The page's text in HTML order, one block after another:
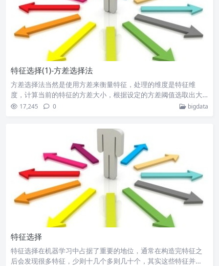
特征选择(1)-方差选择法
方差选择法当然是使用方差来衡量特征，处理的维度是特征维
度，计算当前的特征的方差大小，根据设定的方差阈值选取出大…
17,245 0 bigdata
特征选择
特征选择在机器学习中占据了重要的地位，通常在构造完特征之
后会发现很多特征，少则十几个多则几十个，其实这些特征并…